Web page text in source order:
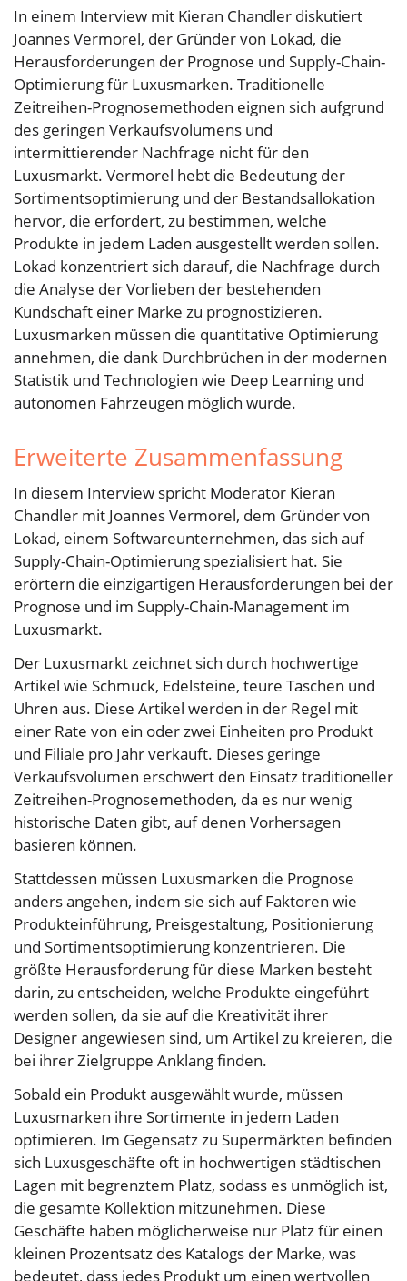
In einem Interview mit Kieran Chandler diskutiert
Joannes Vermorel, der Gründer von Lokad, die
Herausforderungen der Prognose und Supply-Chain-
Optimierung für Luxusmarken. Traditionelle
Zeitreihen-Prognosemethoden eignen sich aufgrund
des geringen Verkaufsvolumens und
intermittierender Nachfrage nicht für den
Luxusmarkt. Vermorel hebt die Bedeutung der
Sortimentsoptimierung und der Bestandsallokation
hervor, die erfordert, zu bestimmen, welche
Produkte in jedem Laden ausgestellt werden sollen.
Lokad konzentriert sich darauf, die Nachfrage durch
die Analyse der Vorlieben der bestehenden
Kundschaft einer Marke zu prognostizieren.
Luxusmarken müssen die quantitative Optimierung
annehmen, die dank Durchbrüchen in der modernen
Statistik und Technologien wie Deep Learning und
autonomen Fahrzeugen möglich wurde.
Erweiterte Zusammenfassung
In diesem Interview spricht Moderator Kieran
Chandler mit Joannes Vermorel, dem Gründer von
Lokad, einem Softwareunternehmen, das sich auf
Supply-Chain-Optimierung spezialisiert hat. Sie
erörtern die einzigartigen Herausforderungen bei der
Prognose und im Supply-Chain-Management im
Luxusmarkt.
Der Luxusmarkt zeichnet sich durch hochwertige
Artikel wie Schmuck, Edelsteine, teure Taschen und
Uhren aus. Diese Artikel werden in der Regel mit
einer Rate von ein oder zwei Einheiten pro Produkt
und Filiale pro Jahr verkauft. Dieses geringe
Verkaufsvolumen erschwert den Einsatz traditioneller
Zeitreihen-Prognosemethoden, da es nur wenig
historische Daten gibt, auf denen Vorhersagen
basieren können.
Stattdessen müssen Luxusmarken die Prognose
anders angehen, indem sie sich auf Faktoren wie
Produkteinführung, Preisgestaltung, Positionierung
und Sortimentsoptimierung konzentrieren. Die
größte Herausforderung für diese Marken besteht
darin, zu entscheiden, welche Produkte eingeführt
werden sollen, da sie auf die Kreativität ihrer
Designer angewiesen sind, um Artikel zu kreieren, die
bei ihrer Zielgruppe Anklang finden.
Sobald ein Produkt ausgewählt wurde, müssen
Luxusmarken ihre Sortimente in jedem Laden
optimieren. Im Gegensatz zu Supermärkten befinden
sich Luxusgeschäfte oft in hochwertigen städtischen
Lagen mit begrenztem Platz, sodass es unmöglich ist,
die gesamte Kollektion mitzunehmen. Diese
Geschäfte haben möglicherweise nur Platz für einen
kleinen Prozentsatz des Katalogs der Marke, was
bedeutet, dass jedes Produkt um einen wertvollen